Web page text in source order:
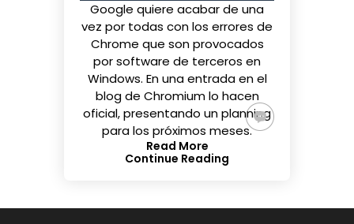
Google quiere acabar de una
vez por todas con los errores de
Chrome que son provocados
por software de terceros en
Windows. Enuna entradaen el
blog de Chromium lo hacen
oficial, presentando un planning
para los próximos meses.
Read More
Continue Reading